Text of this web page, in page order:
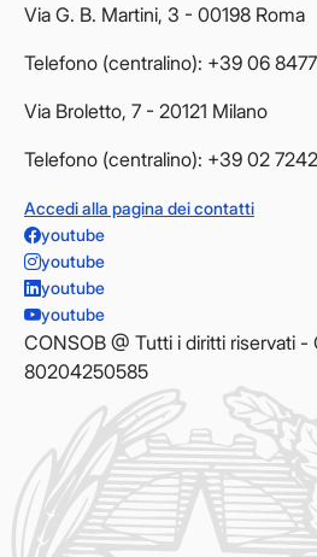
Via G. B. Martini, 3 - 00198 Roma
Telefono (centralino): +39 06
Via Broletto, 7 - 20121 Milano
Telefono (centralino): +39 02
Accedi alla pagina dei contatti
youtube
youtube
youtube
youtube
CONSOB @ Tutti i diritti riservati -
80204250585